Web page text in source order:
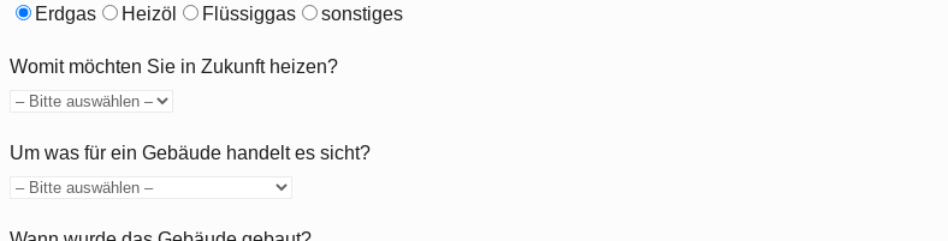
Erdgas
Heizöl Flüssiggas sonstiges
Womit möchten Sie in Zukunft heizen?
Um was für ein Gebäude handelt es sicht?